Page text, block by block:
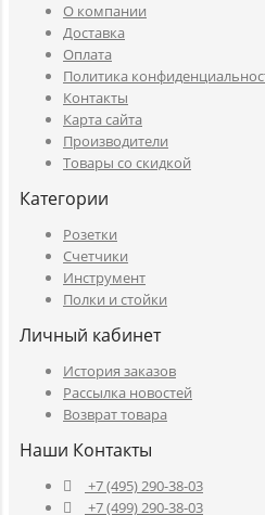
O компании
Доставка
Оплата
Политика
Контакты
Карта сайта
Производители
Товары со скидкой
Категории
Розетки
Счетчики
Инструмент
Полки и стойки
Личный кабинет
История заказов
Рассылка новостей
Возврат товара
Наши Контакты
+7 (495) 290-38-03
+7 (499) 290-38-03